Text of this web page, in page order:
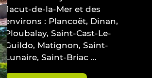
Jacut-de-la-Mer et des
environs : Plancoët, Dinan,
Ploubalay, Saint-Cast-Le-
Guildo, Matignon, Saint-
Lunaire, Saint-Briac ...